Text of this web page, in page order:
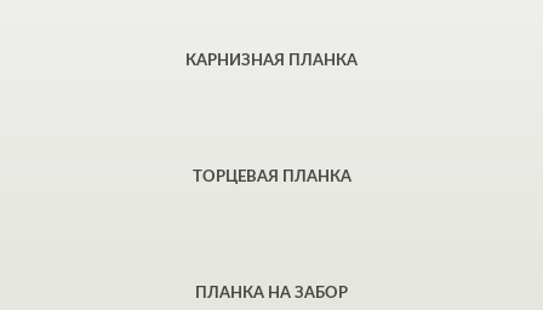
КАРНИЗНАЯ ПЛАНКА
ТОРЦЕВАЯ ПЛАНКА
ПЛАНКА НА ЗАБОР